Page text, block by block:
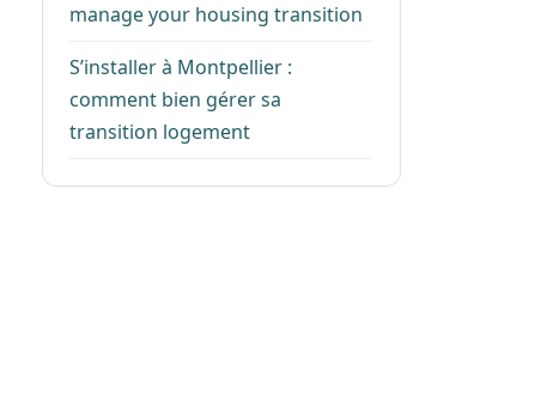
manage your housing transition
S’installer à Montpellier :
comment bien gérer sa
transition logement